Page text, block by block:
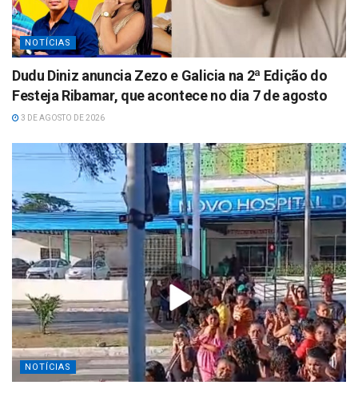
NOTÍCIAS
Dudu Diniz anuncia Zezo e Galicia na 2ª Edição do
Festeja Ribamar, que acontece no dia 7 de agosto
3 DE AGOSTO DE 2026
NOTÍCIAS